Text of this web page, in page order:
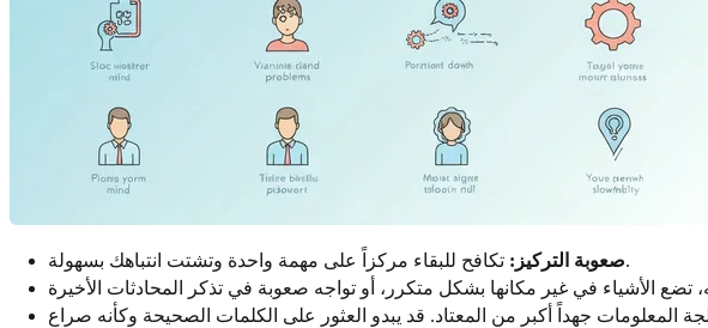
صعوبة التركيز:تكافح للبقاء مركزاً على مهمة واحدة وتشتت انتباهك بسهولة.